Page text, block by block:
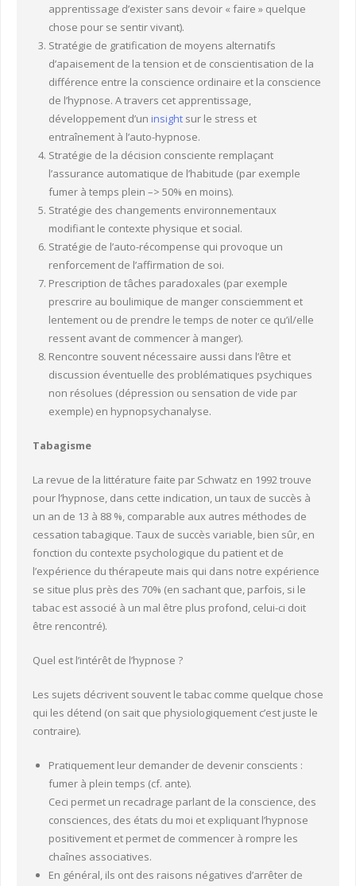
apprentissage d’exister sans devoir « faire » quelque
chose pour se sentir vivant).
Stratégie de gratification de moyens alternatifs
d’apaisement de la tension et de conscientisation de la
différence entre la conscience ordinaire et la conscience
de l’hypnose. A travers cet apprentissage,
développement d’un insight sur le stress et
entraînement à l’auto-hypnose.
Stratégie de la décision consciente remplaçant
l’assurance automatique de l’habitude (par exemple
fumer à temps plein –> 50% en moins).
Stratégie des changements environnementaux
modifiant le contexte physique et social.
Stratégie de l’auto-récompense qui provoque un
renforcement de l’affirmation de soi.
Prescription de tâches paradoxales (par exemple
prescrire au boulimique de manger consciemment et
lentement ou de prendre le temps de noter ce qu’il/elle
ressent avant de commencer à manger).
Rencontre souvent nécessaire aussi dans l’être et
discussion éventuelle des problématiques psychiques
non résolues (dépression ou sensation de vide par
exemple) en hypnopsychanalyse.
Tabagisme
La revue de la littérature faite par Schwatz en 1992 trouve
pour l’hypnose, dans cette indication, un taux de succès à
un an de 13 à 88 %, comparable aux autres méthodes de
cessation tabagique. Taux de succès variable, bien sûr, en
fonction du contexte psychologique du patient et de
l’expérience du thérapeute mais qui dans notre expérience
se situe plus près des 70% (en sachant que, parfois, si le
tabac est associé à un mal être plus profond, celui-ci doit
être rencontré).
Quel est l’intérêt de l’hypnose ?
Les sujets décrivent souvent le tabac comme quelque chose
qui les détend (on sait que physiologiquement c’est juste le
contraire).
Pratiquement leur demander de devenir conscients :
fumer à plein temps (cf. ante).
Ceci permet un recadrage parlant de la conscience, des
consciences, des états du moi et expliquant l’hypnose
positivement et permet de commencer à rompre les
chaînes associatives.
En général, ils ont des raisons négatives d’arrêter de